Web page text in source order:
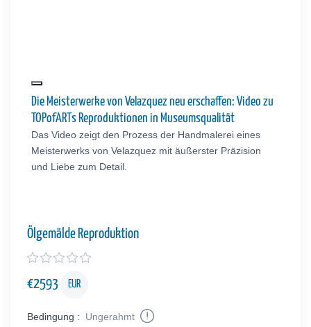
Die Meisterwerke von Velazquez neu erschaffen: Video zu
TOPofARTs Reproduktionen in Museumsqualität
Das Video zeigt den Prozess der Handmalerei eines
Meisterwerks von Velazquez mit äußerster Präzision
und Liebe zum Detail.
Ölgemälde Reproduktion
€2593 EUR
Bedingung :
Ungerahmt